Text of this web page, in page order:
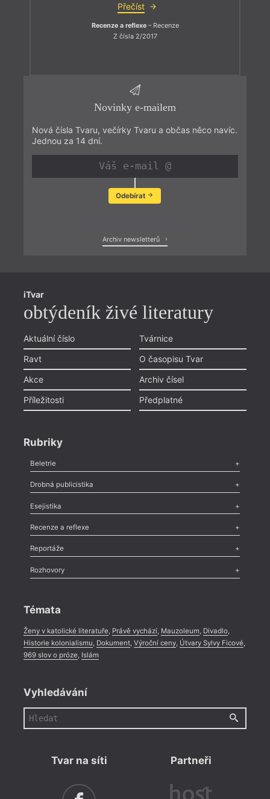
Přečíst
Recenze a reflexe– Recenze
Z čísla 2/2017
Novinky e-mailem
Nová čísla Tvaru, večírky Tvaru a občas něco navíc.
Jednou za 14 dní.
Odebírat
Archiv newsletterů
iTvar
obtýdeník živé literatury
Aktuální číslo
Ravt
Akce
Příležitosti
Tvárnice
O časopisu Tvar
Archiv čísel
Předplatné
Rubriky
Beletrie
Poezie,Próza,Dokumenty
Drobná publicistika
Odlesk
Nekrolog,Glosa,Sloupek,Pozvánka,Literární soutěž,
Esejistika
Esej , Pádlo,Úvaha
Recenze a reflexe
Recenze
Méně slov o próze,Celá rubrika
Reportáže
Literární zítřky
Celá rubrika
Rozhovory
Témata
Ženy v katolické literatuře, Právě vychází, Mauzoleum, Divadlo,
Historie kolonialismu, Dokument, Výroční ceny, Útvary Sylvy Ficové,
969 slov o próze, Islám
Vyhledávání
Tvar na síti Partneři